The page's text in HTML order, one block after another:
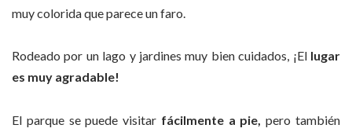
muy colorida que parece un faro.
Rodeado por un lago y jardines muy bien cuidados, ¡El lugar
es muy agradable!
El parque se puede visitar fácilmente a pie, pero también